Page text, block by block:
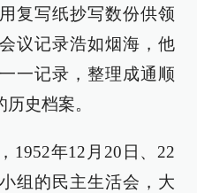
复写纸抄写数份供领
议记录浩如烟海，他
一记录，整理成通顺
史档案。
1952年12月20日、22
组的民主生活会，大